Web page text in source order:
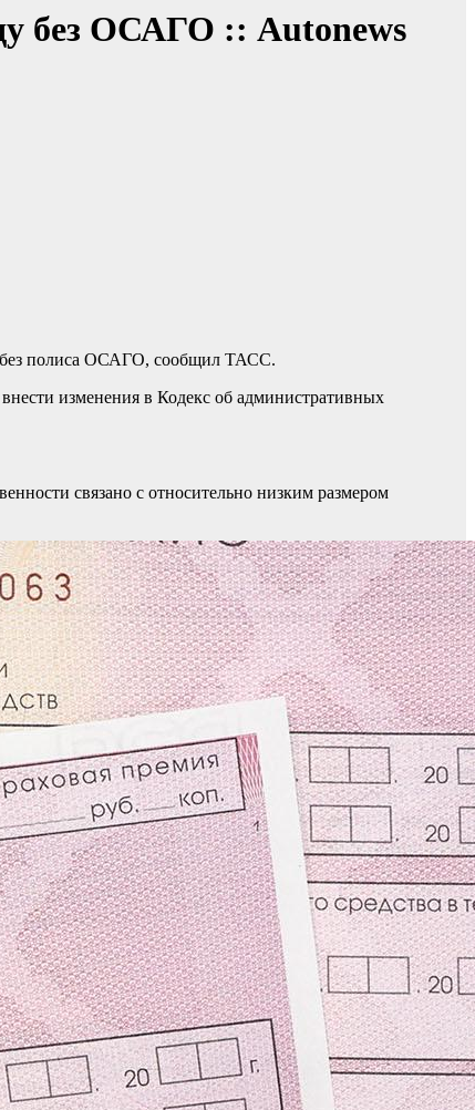
без ОСАГО :: Autonews
без полиса ОСАГО, сообщил ТАСС.
изменения в Кодекс об административных
связано с относительно низким размером